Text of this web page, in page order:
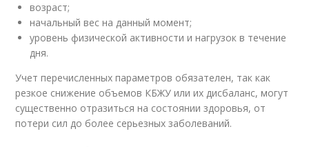
возраст;
начальный вес на данный момент;
уровень физической активности и нагрузок в течение
дня.
Учет перечисленных параметров обязателен, так как
резкое снижение объемов КБЖУ или их дисбаланс, могут
существенно отразиться на состоянии здоровья, от
потери сил до более серьезных заболеваний.